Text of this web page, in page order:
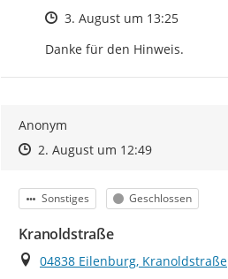
Zeitpunkt des Erstellens
3. August um 13:25
Danke für den Hinweis.
Anonym
Zeitpunkt des Erstellens
Zeitpunkt des Erstellens
2. August um 12:49Zur Äußerung
Kategorie
Sonstiges Status
Geschlossen
Kranoldstraße
Ort
04838 Eilenburg, Kranoldstraße